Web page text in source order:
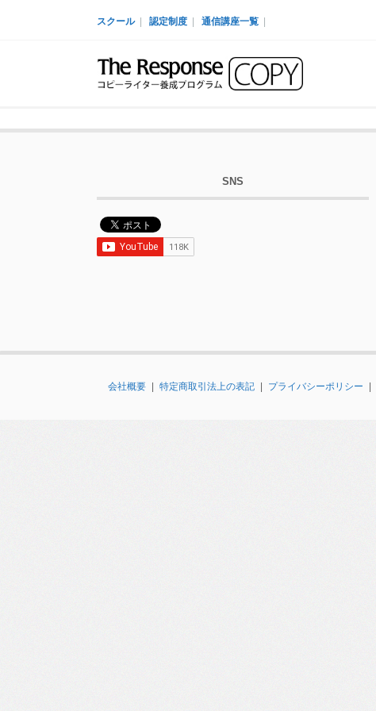
スクール 認定制度 通信講座一覧
SNS
会社概要 特定商取引法上の表記 プライバシーポリシー